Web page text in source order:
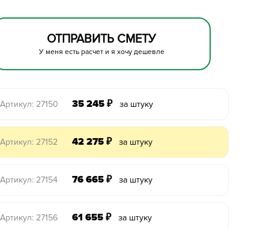
ОТПРАВИТЬ СМЕТУ
У меня есть расчет и я хочу дешевле
Артикул: 27150 35 245 ₽ за штуку
Артикул: 27152 42 275 ₽ за штуку
Артикул: 27154 76 665 ₽ за штуку
Артикул: 27156 61 655 ₽ за штуку